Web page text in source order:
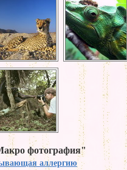
фотография"
аллергию